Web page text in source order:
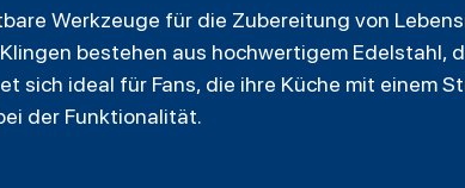
Werkzeuge für die Zubereitung von
Klingen bestehen aus hochwertigem Edelstahl,
sich ideal für Fans, die ihre Küche mit einem
der Funktionalität.